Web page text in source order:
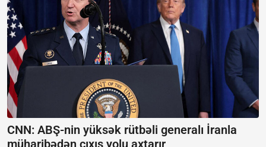
CNN: ABŞ-nin yüksək rütbəli generalı İranla
müharibədən çıxış yolu axtarır